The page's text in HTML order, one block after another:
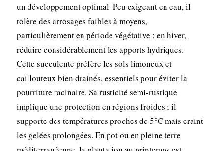
un développement optimal. Peu exigeant en eau, il
tolère des arrosages faibles à moyens,
particulièrement en période végétative ; en hiver,
réduire considérablement les apports hydriques.
Cette succulente préfère les sols limoneux et
caillouteux bien drainés, essentiels pour éviter la
pourriture racinaire. Sa rusticité semi-rustique
implique une protection en régions froides ; il
supporte des températures proches de 5°C mais craint
les gelées prolongées. En pot ou en pleine terre